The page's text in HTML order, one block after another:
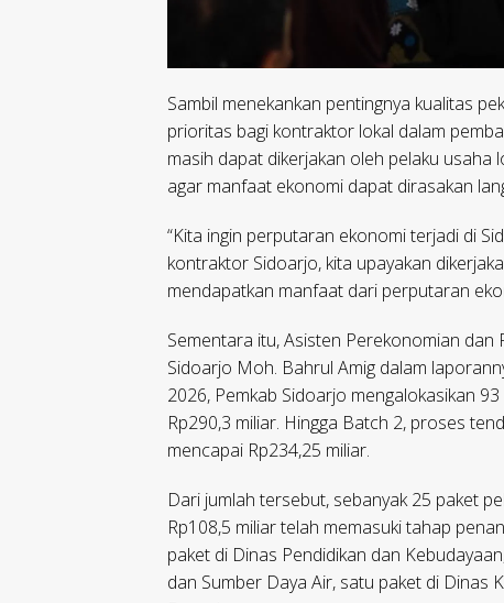
Sambil menekankan pentingnya kualitas
prioritas bagi kontraktor lokal dalam
masih dapat dikerjakan oleh pelaku
agar manfaat ekonomi dapat dirasakan
“Kita ingin perputaran ekonomi terjadi di
kontraktor Sidoarjo, kita upayakan
mendapatkan manfaat dari perputaran
Sementara itu, Asisten Perekonomian
Sidoarjo Moh. Bahrul Amig dalam
2026, Pemkab Sidoarjo mengalokasikan
Rp290,3 miliar. Hingga Batch 2, proses
mencapai Rp234,25 miliar.
Dari jumlah tersebut, sebanyak 25 paket
Rp108,5 miliar telah memasuki tahap
paket di Dinas Pendidikan dan
dan Sumber Daya Air, satu paket di Dinas